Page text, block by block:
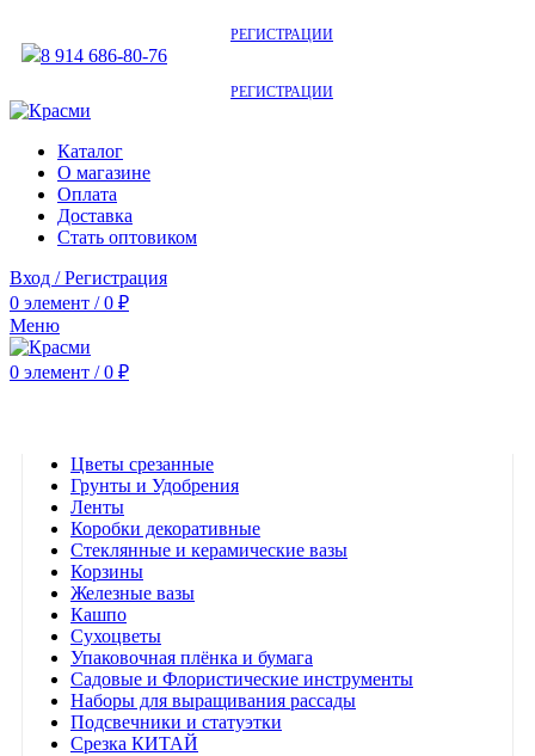
РЕГИСТРАЦИИ
8 914 686-80-76
РЕГИСТРАЦИИ
Каталог
О магазине
Оплата
Доставка
Стать оптовиком
Вход / Регистрация
0 элемент / 0 ₽
Меню
0 элемент / 0 ₽
Цветы срезанные
Грунты и Удобрения
Ленты
Коробки декоративные
Стеклянные и керамические вазы
Корзины
Железные вазы
Кашпо
Сухоцветы
Упаковочная плёнка и бумага
Садовые и Флористические инструменты
Наборы для выращивания рассады
Подсвечники и статуэтки
Срезка КИТАЙ